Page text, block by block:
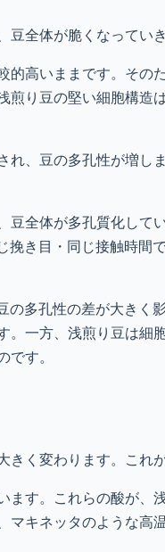
全体が脆くなってい
的高いままです。その
り豆の堅い細胞構造
れ、豆の多孔性が増し
全体が多孔質化して
き目・同じ接触時間
多孔性の差が大きく
一方、浅煎り豆は細
す。
く変わります。これ
ます。これらの酸が、
キネッタのような高